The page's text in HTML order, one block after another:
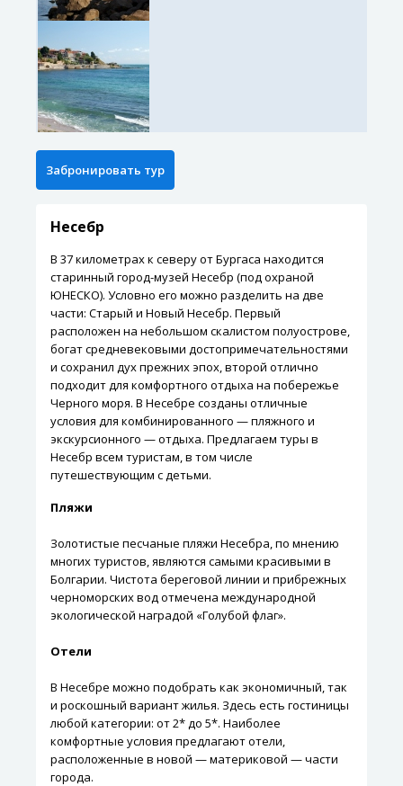
Несебр
В 37 километрах к северу от Бургаса находится
старинный город-музей Несебр (под охраной
ЮНЕСКО). Условно его можно разделить на две
части: Старый и Новый Несебр. Первый
расположен на небольшом скалистом полуострове,
богат средневековыми достопримечательностями
и сохранил дух прежних эпох, второй отлично
подходит для комфортного отдыха на побережье
Черного моря. В Несебре созданы отличные
условия для комбинированного — пляжного и
экскурсионного — отдыха. Предлагаем туры в
Несебр всем туристам, в том числе
путешествующим с детьми.
Пляжи
Золотистые песчаные пляжи Несебра, по мнению
многих туристов, являются самыми красивыми в
Болгарии. Чистота береговой линии и прибрежных
черноморских вод отмечена международной
экологической наградой «Голубой флаг».
Отели
В Несебре можно подобрать как экономичный, так
и роскошный вариант жилья. Здесь есть гостиницы
любой категории: от 2* до 5*. Наиболее
комфортные условия предлагают отели,
расположенные в новой — материковой — части
города.